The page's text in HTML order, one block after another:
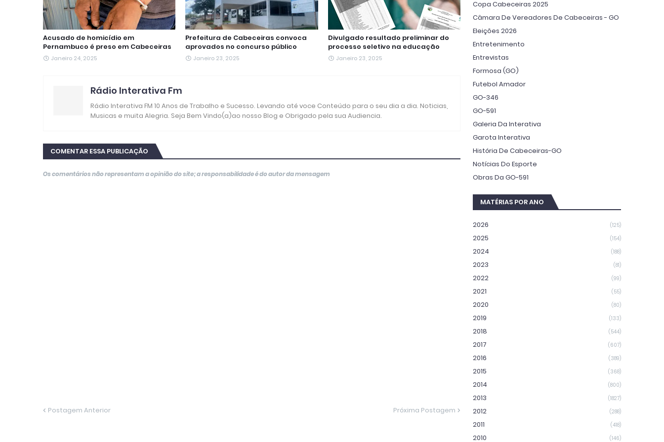
Acusado de homicídio em
Pernambuco é preso em Cabeceiras
Janeiro 24, 2025
Prefeitura de Cabeceiras convoca
aprovados no concurso público
Janeiro 23, 2025
Divulgado resultado preliminar do
processo seletivo na educação
Janeiro 23, 2025
Rádio Interativa Fm
Rádio Interativa FM 10 Anos de Trabalho e Sucesso. Levando até voce Conteúdo para o seu dia a dia. Noticias,
Musicas e muita Alegria. Seja Bem Vindo(a)ao nosso Blog e Obrigado pela sua Audiencia.
COMENTAR ESSA PUBLICAÇÃO
Os comentários não representam a opinião do site; a responsabilidade é do autor da mensagem
Postagem Anterior Próxima Postagem
Copa Cabeceiras 2025
Câmara De Vereadores De Cabeceiras - GO
Eleições 2026
Entretenimento
Entrevistas
Formosa (GO)
Futebol Amador
GO-346
GO-591
Galeria Da Interativa
Garota Interativa
História De Cabeceiras-GO
Notícias Do Esporte
Obras Da GO-591
MATÉRIAS POR ANO
2026 (125)
2025 (154)
2024 (188)
2023 (81)
2022 (99)
2021 (55)
2020 (80)
2019 (133)
2018 (544)
2017 (607)
2016 (389)
2015 (368)
2014 (800)
2013 (1827)
2012 (288)
2011 (418)
2010 (146)